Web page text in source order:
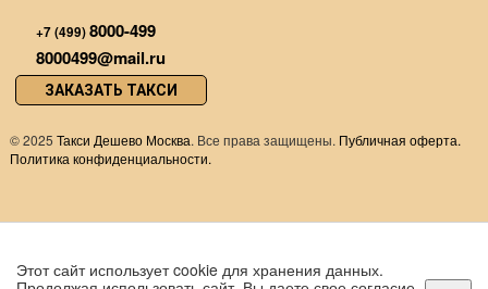
+7 (499)8000-499
8000499@mail.ru
ЗАКАЗАТЬ ТАКСИ
©2025 Такси Дешево Москва. Все права защищены. Публичная оферта.
Политика конфиденциальности.
Этот сайт использует cookie для хранения данных.